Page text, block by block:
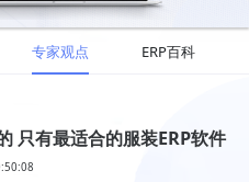
专家观点 ERP百科
只有最适合的服装ERP软件